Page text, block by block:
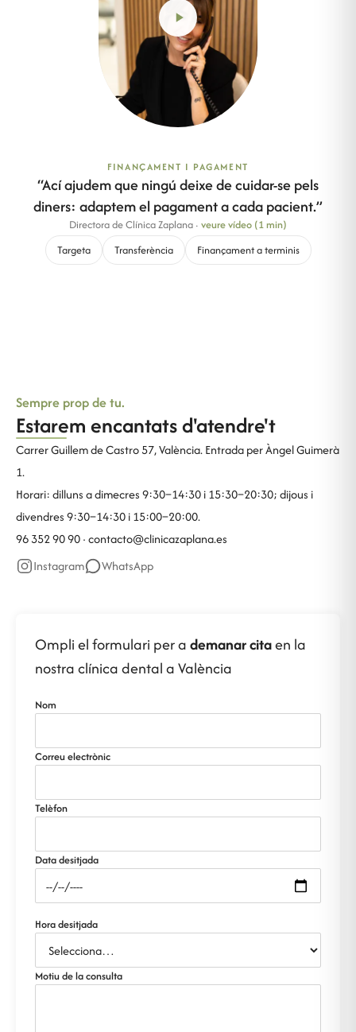
FINANÇAMENT I PAGAMENT
“Ací ajudem que ningú deixe de cuidar-se pels
diners: adaptem el pagament a cada pacient.”
Directora de Clínica Zaplana · veure vídeo (1 min)
Targeta
Transferència Finançament a terminis
Sempre prop de tu.
Estarem encantats d'atendre't
Carrer Guillem de Castro 57, València. Entrada per Àngel Guimerà
1.
Horari: dilluns a dimecres 9:30–14:30 i 15:30–20:30; dijous i
divendres 9:30–14:30 i 15:00–20:00.
96 352 90 90 ·contacto@clinicazaplana.es
Instagram
WhatsApp
Ompli el formulari per ademanar citaen la
nostra clínica dental a València
Nom
Correu electrònic
Telèfon
Data desitjada
Hora desitjada
Motiu de la consulta